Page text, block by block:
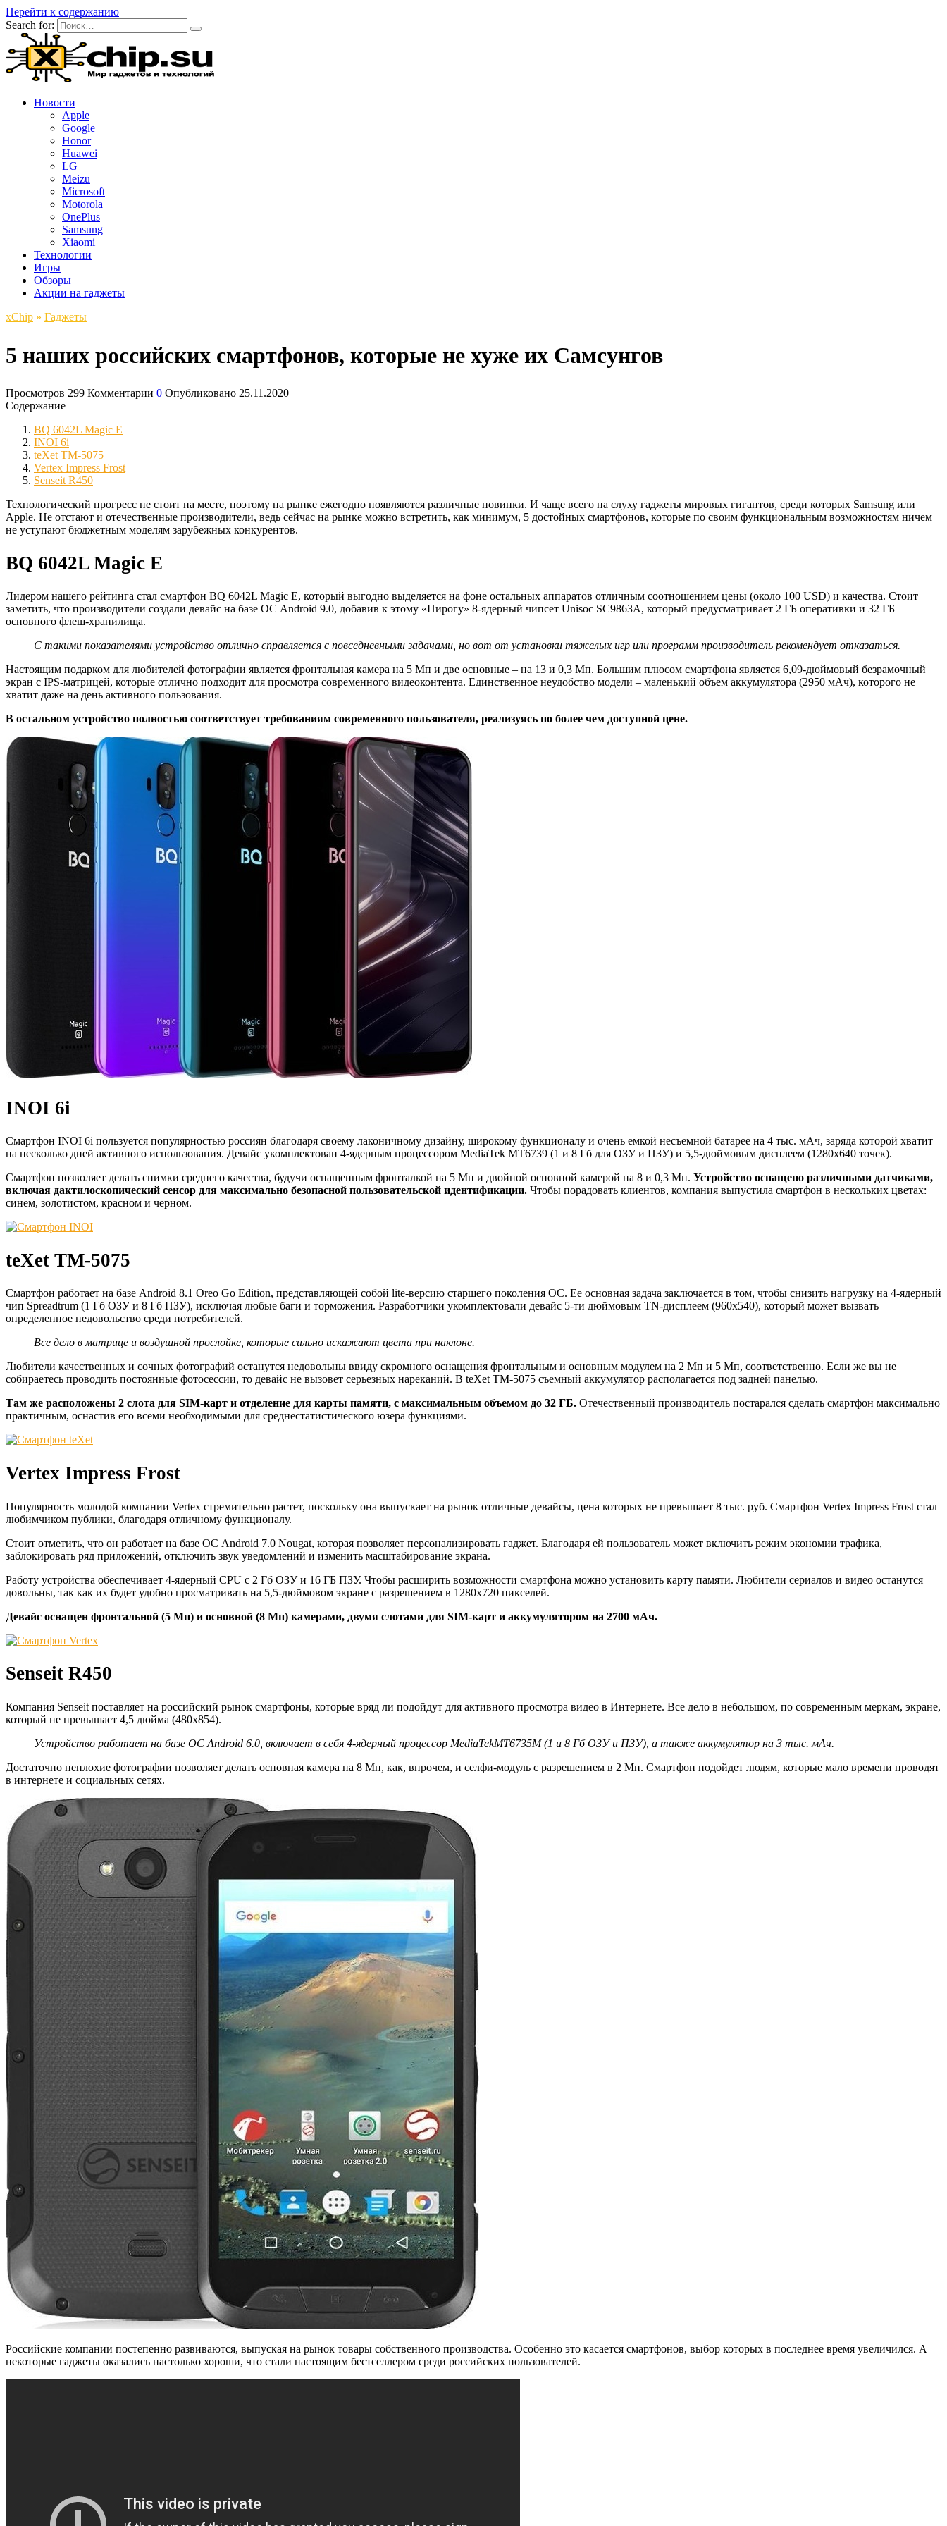
Перейти к содержанию
Search for:
Новости
Apple
Google
Honor
Huawei
LG
Meizu
Microsoft
Motorola
OnePlus
Samsung
Xiaomi
Технологии
Игры
Обзоры
Акции на гаджеты
xСhip » Гаджеты
5 наших российских смартфонов, которые не хуже их Самсунгов
Просмотров 299 Комментарии 0 Опубликовано 25.11.2020
Содержание
BQ 6042L Magic E
INOI 6i
teXet TM-5075
Vertex Impress Frost
Senseit R450
Технологический прогресс не стоит на месте, поэтому на рынке ежегодно появляются различные новинки. И чаще всего на слуху гаджеты мировых гигантов, среди которых Samsung или
Apple. Не отстают и отечественные производители, ведь сейчас на рынке можно встретить, как минимум, 5 достойных смартфонов, которые по своим функциональным возможностям ничем
не уступают бюджетным моделям зарубежных конкурентов.
BQ 6042L Magic E
Лидером нашего рейтинга стал смартфон BQ 6042L Magic E, который выгодно выделяется на фоне остальных аппаратов отличным соотношением цены (около 100 USD) и качества. Стоит
заметить, что производители создали девайс на базе ОС Android 9.0, добавив к этому «Пирогу» 8-ядерный чипсет Unisoc SC9863A, который предусматривает 2 ГБ оперативки и 32 ГБ
основного флеш-хранилища.
С такими показателями устройство отлично справляется с повседневными задачами, но вот от установки тяжелых игр или программ производитель рекомендует отказаться.
Настоящим подарком для любителей фотографии является фронтальная камера на 5 Мп и две основные – на 13 и 0,3 Мп. Большим плюсом смартфона является 6,09-дюймовый безрамочный
экран с IPS-матрицей, которые отлично подходит для просмотра современного видеоконтента. Единственное неудобство модели – маленький объем аккумулятора (2950 мАч), которого не
хватит даже на день активного пользования.
В остальном устройство полностью соответствует требованиям современного пользователя, реализуясь по более чем доступной цене.
INOI 6i
Смартфон INOI 6i пользуется популярностью россиян благодаря своему лаконичному дизайну, широкому функционалу и очень емкой несъемной батарее на 4 тыс. мАч, заряда которой хватит
на несколько дней активного использования. Девайс укомплектован 4-ядерным процессором MediaTek MT6739 (1 и 8 Гб для ОЗУ и ПЗУ) и 5,5-дюймовым дисплеем (1280х640 точек).
Смартфон позволяет делать снимки среднего качества, будучи оснащенным фронталкой на 5 Мп и двойной основной камерой на 8 и 0,3 Мп. Устройство оснащено различными датчиками,
включая дактилоскопический сенсор для максимально безопасной пользовательской идентификации. Чтобы порадовать клиентов, компания выпустила смартфон в нескольких цветах:
синем, золотистом, красном и черном.
teXet TM-5075
Смартфон работает на базе Android 8.1 Oreo Go Edition, представляющей собой lite-версию старшего поколения ОС. Ее основная задача заключается в том, чтобы снизить нагрузку на 4-ядерный
чип Spreadtrum (1 Гб ОЗУ и 8 Гб ПЗУ), исключая любые баги и торможения. Разработчики укомплектовали девайс 5-ти дюймовым TN-дисплеем (960х540), который может вызвать
определенное недовольство среди потребителей.
Все дело в матрице и воздушной прослойке, которые сильно искажают цвета при наклоне.
Любители качественных и сочных фотографий останутся недовольны ввиду скромного оснащения фронтальным и основным модулем на 2 Мп и 5 Мп, соответственно. Если же вы не
собираетесь проводить постоянные фотосессии, то девайс не вызовет серьезных нареканий. В teXet TM-5075 съемный аккумулятор располагается под задней панелью.
Там же расположены 2 слота для SIM-карт и отделение для карты памяти, с максимальным объемом до 32 ГБ. Отечественный производитель постарался сделать смартфон максимально
практичным, оснастив его всеми необходимыми для среднестатистического юзера функциями.
Vertex Impress Frost
Популярность молодой компании Vertex стремительно растет, поскольку она выпускает на рынок отличные девайсы, цена которых не превышает 8 тыс. руб. Смартфон Vertex Impress Frost стал
любимчиком публики, благодаря отличному функционалу.
Стоит отметить, что он работает на базе ОС Android 7.0 Nougat, которая позволяет персонализировать гаджет. Благодаря ей пользователь может включить режим экономии трафика,
заблокировать ряд приложений, отключить звук уведомлений и изменить масштабирование экрана.
Работу устройства обеспечивает 4-ядерный CPU с 2 Гб ОЗУ и 16 ГБ ПЗУ. Чтобы расширить возможности смартфона можно установить карту памяти. Любители сериалов и видео останутся
довольны, так как их будет удобно просматривать на 5,5-дюймовом экране с разрешением в 1280х720 пикселей.
Девайс оснащен фронтальной (5 Мп) и основной (8 Мп) камерами, двумя слотами для SIM-карт и аккумулятором на 2700 мАч.
Senseit R450
Компания Senseit поставляет на российский рынок смартфоны, которые вряд ли подойдут для активного просмотра видео в Интернете. Все дело в небольшом, по современным меркам, экране,
который не превышает 4,5 дюйма (480х854).
Устройство работает на базе ОС Android 6.0, включает в себя 4-ядерный процессор MediaTekMT6735M (1 и 8 Гб ОЗУ и ПЗУ), а также аккумулятор на 3 тыс. мАч.
Достаточно неплохие фотографии позволяет делать основная камера на 8 Мп, как, впрочем, и селфи-модуль с разрешением в 2 Мп. Смартфон подойдет людям, которые мало времени проводят
в интернете и социальных сетях.
Российские компании постепенно развиваются, выпуская на рынок товары собственного производства. Особенно это касается смартфонов, выбор которых в последнее время увеличился. А
некоторые гаджеты оказались настолько хороши, что стали настоящим бестселлером среди российских пользователей.